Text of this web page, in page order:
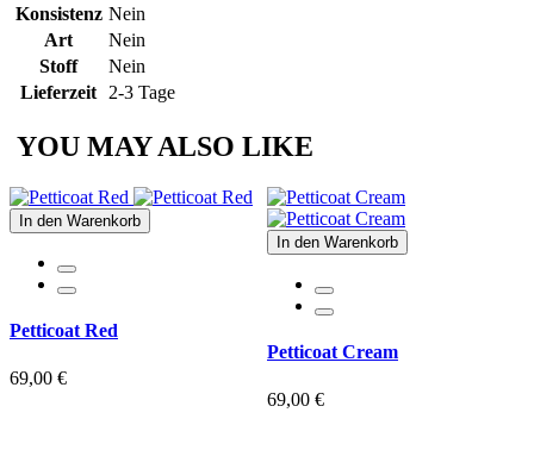
Konsistenz Nein
Art
Nein
Stoff
Nein
Lieferzeit
2-3 Tage
YOU MAY ALSO LIKE
In den Warenkorb
Petticoat Red
69,00 €
In den Warenkorb
Petticoat Cream
69,00 €